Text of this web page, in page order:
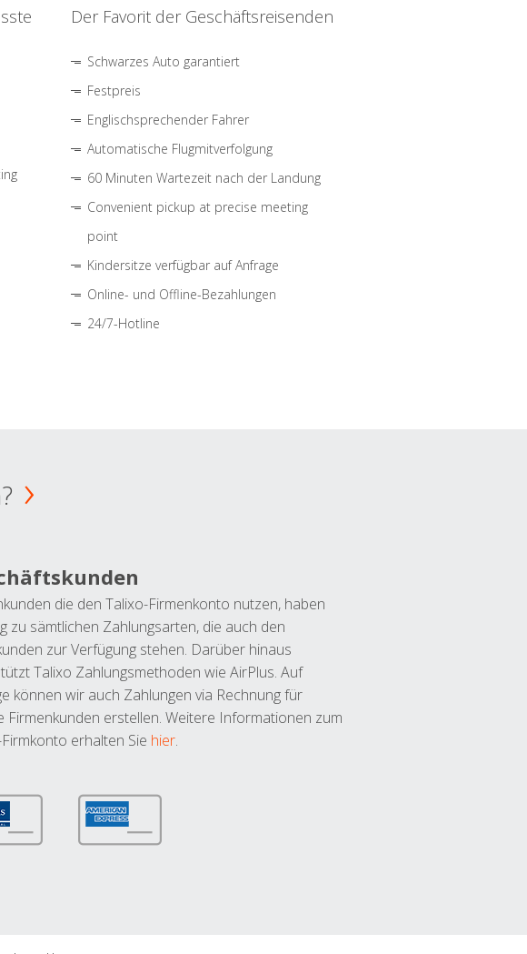
Der Favorit der Geschäftsreisenden
Schwarzes Auto garantiert
Festpreis
Englischsprechender Fahrer
Automatische Flugmitverfolgung
60 Minuten Wartezeit nach der Landung
Convenient pickup at precise meeting
point
Kindersitze verfügbar auf Anfrage
Online- und Offline-Bezahlungen
24/7-Hotline
die den Talixo-Firmenkonto nutzen, haben
zu sämtlichen Zahlungsarten, die auch den
zur Verfügung stehen. Darüber hinaus
Talixo Zahlungsmethoden wie AirPlus. Auf
können wir auch Zahlungen via Rechnung für
Firmenkunden erstellen. Weitere Informationen zum
erhalten Sie hier.